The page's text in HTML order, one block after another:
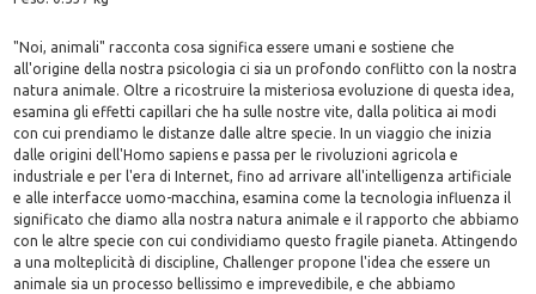
"Noi, animali" racconta cosa significa essere umani e sostiene che
all'origine della nostra psicologia ci sia un profondo conflitto con la nostra
natura animale. Oltre a ricostruire la misteriosa evoluzione di questa idea,
esamina gli effetti capillari che ha sulle nostre vite, dalla politica ai modi
con cui prendiamo le distanze dalle altre specie. In un viaggio che inizia
dalle origini dell'Homo sapiens e passa per le rivoluzioni agricola e
industriale e per l'era di Internet, fino ad arrivare all'intelligenza artificiale
e alle interfacce uomo-macchina, esamina come la tecnologia influenza il
significato che diamo alla nostra natura animale e il rapporto che abbiamo
con le altre specie con cui condividiamo questo fragile pianeta. Attingendo
a una molteplicità di discipline, Challenger propone l'idea che essere un
animale sia un processo bellissimo e imprevedibile, e che abbiamo